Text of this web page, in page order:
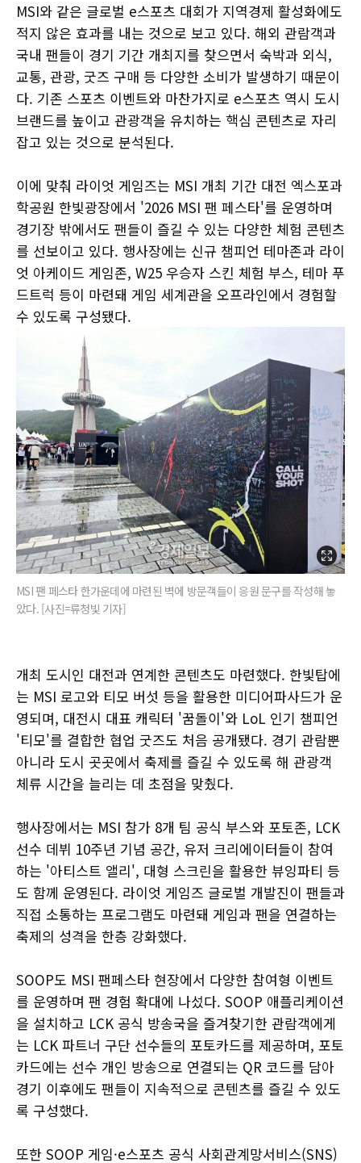
MSI와 같은 글로벌 e스포츠 대회가 지역경제 활성화에도
적지 않은 효과를 내는 것으로 보고 있다. 해외 관람객과
국내 팬들이 경기 기간 개최지를 찾으면서 숙박과 외식,
교통, 관광, 굿즈 구매 등 다양한 소비가 발생하기 때문이
다. 기존 스포츠 이벤트와 마찬가지로 e스포츠 역시 도시
브랜드를 높이고 관광객을 유치하는 핵심 콘텐츠로 자리
잡고 있는 것으로 분석된다.
이에 맞춰 라이엇 게임즈는 MSI 개최 기간 대전 엑스포과
학공원 한빛광장에서 '2026 MSI 팬 페스타'를 운영하며
경기장 밖에서도 팬들이 즐길 수 있는 다양한 체험 콘텐츠
를 선보이고 있다. 행사장에는 신규 챔피언 테마존과 라이
엇 아케이드 게임존, W25 우승자 스킨 체험 부스, 테마 푸
드트럭 등이 마련돼 게임 세계관을 오프라인에서 경험할
수 있도록 구성됐다.
MSI 팬 페스타 한가운데에 마련된 벽에 방문객들이 응원 문구를 작성해 놓
았다. [사진=류청빛 기자]
개최 도시인 대전과 연계한 콘텐츠도 마련했다. 한빛탑에
는 MSI 로고와 티모 버섯 등을 활용한 미디어파사드가 운
영되며, 대전시 대표 캐릭터 '꿈돌이'와 LoL 인기 챔피언
'티모'를 결합한 협업 굿즈도 처음 공개됐다. 경기 관람뿐
아니라 도시 곳곳에서 축제를 즐길 수 있도록 해 관광객
체류 시간을 늘리는 데 초점을 맞췄다.
행사장에서는 MSI 참가 8개 팀 공식 부스와 포토존, LCK
선수 데뷔 10주년 기념 공간, 유저 크리에이터들이 참여
하는 '아티스트 앨리', 대형 스크린을 활용한 뷰잉파티 등
도 함께 운영된다. 라이엇 게임즈 글로벌 개발진이 팬들과
직접 소통하는 프로그램도 마련돼 게임과 팬을 연결하는
축제의 성격을 한층 강화했다.
SOOP도 MSI 팬페스타 현장에서 다양한 참여형 이벤트
를 운영하며 팬 경험 확대에 나섰다. SOOP 애플리케이션
을 설치하고 LCK 공식 방송국을 즐겨찾기한 관람객에게
는 LCK 파트너 구단 선수들의 포토카드를 제공하며, 포토
카드에는 선수 개인 방송으로 연결되는 QR 코드를 담아
경기 이후에도 팬들이 지속적으로 콘텐츠를 즐길 수 있도
록 구성했다.
또한 SOOP 게임·e스포츠 공식 사회관계망서비스(SNS)